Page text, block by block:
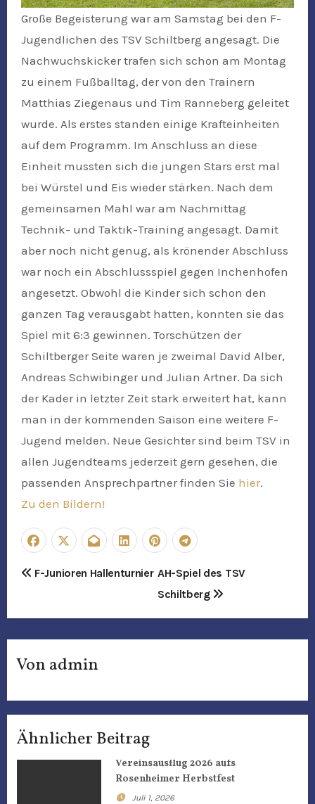
Große Begeisterung war am Samstag bei den F-
Jugendlichen des TSV Schiltberg angesagt. Die
Nachwuchskicker trafen sich schon am Montag
zu einem Fußballtag, der von den Trainern
Matthias Ziegenaus und Tim Ranneberg geleitet
wurde. Als erstes standen einige Krafteinheiten
auf dem Programm. Im Anschluss an diese
Einheit mussten sich die jungen Stars erst mal
bei Würstel und Eis wieder stärken. Nach dem
gemeinsamen Mahl war am Nachmittag
Technik- und Taktik-Training angesagt. Damit
aber noch nicht genug, als krönender Abschluss
war noch ein Abschlussspiel gegen Inchenhofen
angesetzt. Obwohl die Kinder sich schon den
ganzen Tag verausgabt hatten, konnten sie das
Spiel mit 6:3 gewinnen. Torschützen der
Schiltberger Seite waren je zweimal David Alber,
Andreas Schwibinger und Julian Artner. Da sich
der Kader in letzter Zeit stark erweitert hat, kann
man in der kommenden Saison eine weitere F-
Jugend melden. Neue Gesichter sind beim TSV in
allen Jugendteams jederzeit gern gesehen, die
passenden Ansprechpartner finden Sie hier.
Zu den Bildern!
B
i
t
a
g
F-Junioren Hallenturnier AH-Spiel des TSV
Schiltberg
Von admin
Ähnlicher Beitrag
Vereinsausflug 2026 aufs
Rosenheimer Herbstfest
Juli 1, 2026